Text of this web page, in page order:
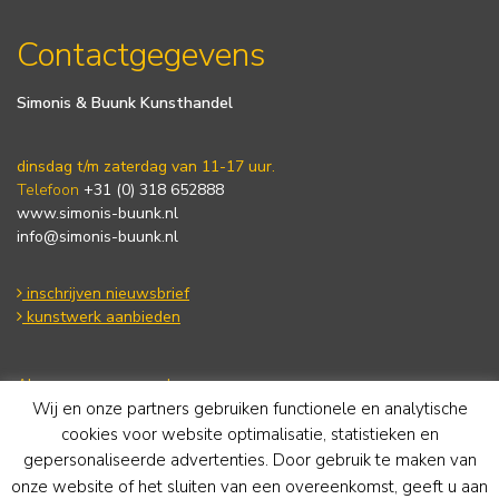
Contactgegevens
Simonis & Buunk Kunsthandel
dinsdag t/m zaterdag van 11-17 uur.
Telefoon +31 (0) 318 652888
www.simonis-buunk.nl
info@simonis-buunk.nl
inschrijven nieuwsbrief
kunstwerk aanbieden
Algemene voorwaarden
Privacy statement
Cookie Policy
Disclaimer
Wij en onze partners gebruiken functionele en analytische
cookies voor website optimalisatie, statistieken en
gepersonaliseerde advertenties. Door gebruik te maken van
onze website of het sluiten van een overeenkomst, geeft u aan